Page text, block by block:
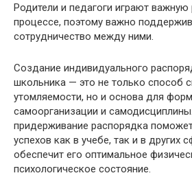
Родители и педагоги играют важную
процессе, поэтому важно
сотрудничество между ними.
Создание индивидуального
школьника — это не только способ
утомляемости, но и основа для
самоорганизации и
придерживание распорядка
успехов как в учебе, так и в других
обеспечит его оптимальное
психологическое состояние.